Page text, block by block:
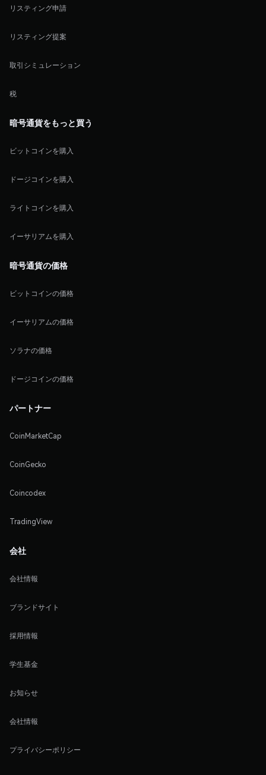
リスティング申請
リスティング提案
取引シミュレーション
税
暗号通貨をもっと買う
ビットコインを購入
ドージコインを購入
ライトコインを購入
イーサリアムを購入
暗号通貨の価格
ビットコインの価格
イーサリアムの価格
ソラナの価格
ドージコインの価格
パートナー
CoinMarketCap
CoinGecko
Coincodex
TradingView
会社
会社情報
ブランドサイト
採用情報
学生基金
お知らせ
会社情報
プライバシーポリシー